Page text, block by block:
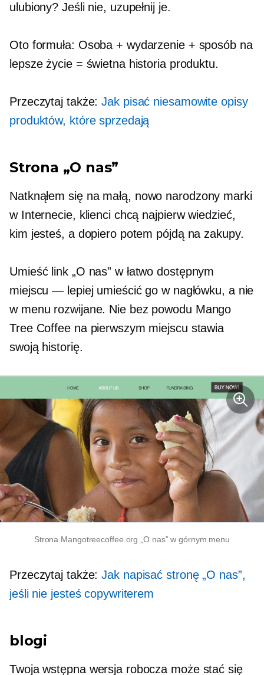
ulubiony? Jeśli nie, uzupełnij je.
Oto formuła: Osoba + wydarzenie + sposób na
lepsze życie = świetna historia produktu.
Przeczytaj także:Jak pisać niesamowite opisy
produktów, które sprzedają
Strona „O nas”
Natknąłem się na małą, nowo narodzony marki
w Internecie, klienci chcą najpierw wiedzieć,
kim jesteś, a dopiero potem pójdą na zakupy.
Umieść link „O nas” w łatwo dostępnym
miejscu — lepiej umieścić go w nagłówku, a nie
w menu rozwijane. Nie bez powodu Mango
Tree Coffee na pierwszym miejscu stawia
swoją historię.
Strona Mangotreecoffee.org „O nas” w górnym menu
Przeczytaj także:Jak napisać stronę „O nas”,
jeśli nie jesteś copywriterem
blogi
Twoja wstępna wersja robocza może stać się